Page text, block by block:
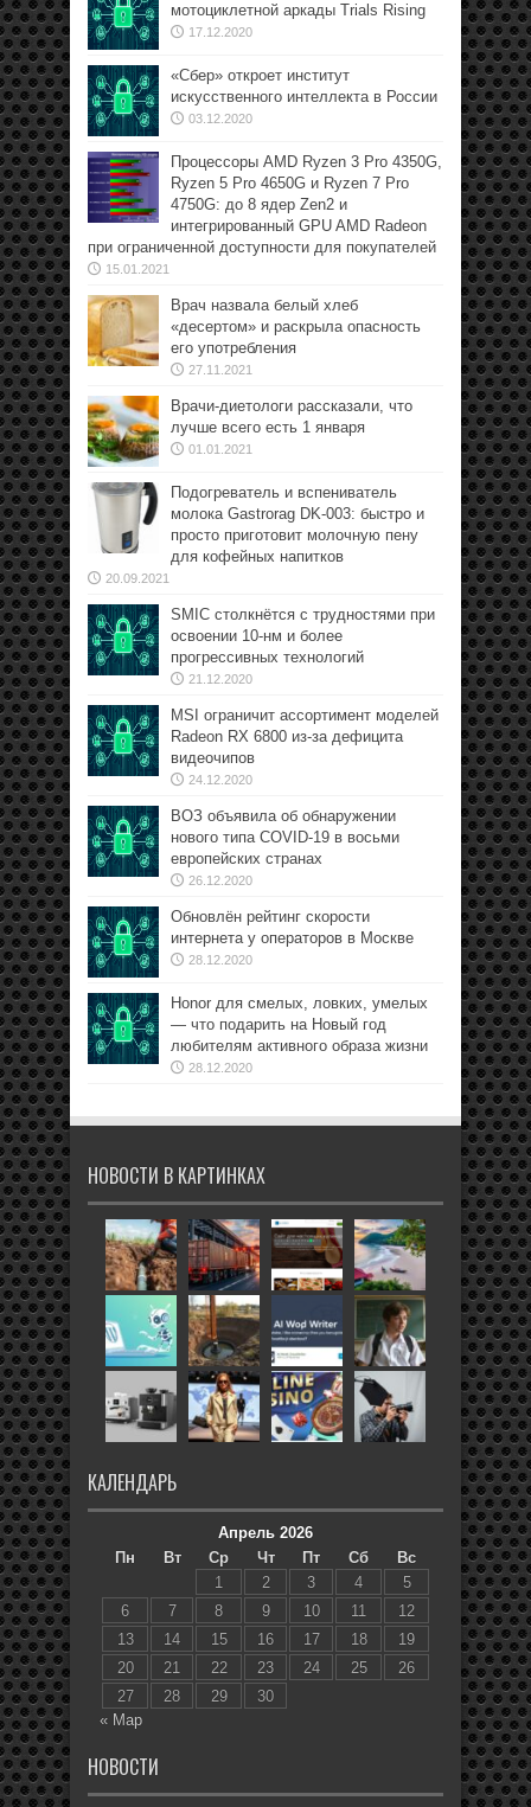
мотоциклетной аркады Trials Rising
17.12.2020
«Сбер» откроет институт
искусственного интеллекта в России
03.12.2020
Процессоры AMD Ryzen 3 Pro 4350G,
Ryzen 5 Pro 4650G и Ryzen 7 Pro
4750G: до 8 ядер Zen2 и
интегрированный GPU AMD Radeon
при ограниченной доступности для покупателей
15.01.2021
Врач назвала белый хлеб
«десертом» и раскрыла опасность
его употребления
27.11.2021
Врачи-диетологи рассказали, что
лучше всего есть 1 января
01.01.2021
Подогреватель и вспениватель
молока Gastrorag DK-003: быстро и
просто приготовит молочную пену
для кофейных напитков
20.09.2021
SMIC столкнётся с трудностями при
освоении 10-нм и более
прогрессивных технологий
21.12.2020
MSI ограничит ассортимент моделей
Radeon RX 6800 из-за дефицита
видеочипов
24.12.2020
ВОЗ объявила об обнаружении
нового типа COVID-19 в восьми
европейских странах
26.12.2020
Обновлён рейтинг скорости
интернета у операторов в Москве
28.12.2020
Honor для смелых, ловких, умелых
— что подарить на Новый год
любителям активного образа жизни
28.12.2020
НОВОСТИ В КАРТИНКАХ
КАЛЕНДАРЬ
Апрель 2026
Пн
Вт Ср Чт Пт Сб
Вс
1
2 3 4
5
6
7 8 9 10 11
12
13
14 15 16 17 18
19
20
21 22 23 24 25
26
27
28 29
30
« Мар
НОВОСТИ